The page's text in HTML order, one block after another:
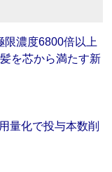
限濃度6800倍以上
を芯から満たす新
量化で投与本数削